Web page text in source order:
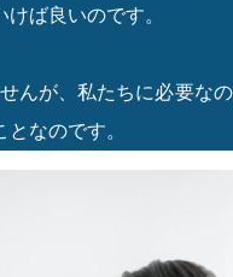
ば良いのです。
んが、私たちに必要な
なのです。